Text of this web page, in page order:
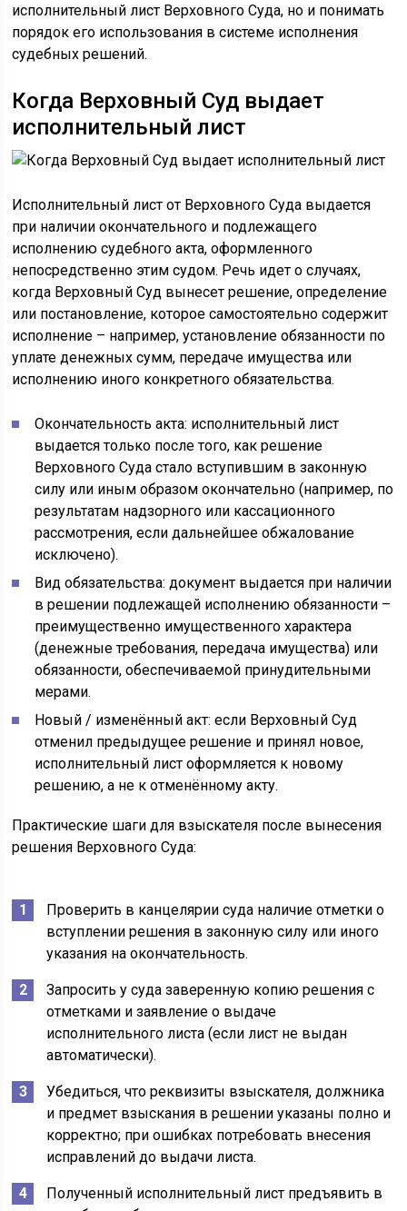
исполнительный лист Верховного Суда, но и понимать
порядок его использования в системе исполнения
судебных решений.
Когда Верховный Суд выдает
исполнительный лист
Исполнительный лист от Верховного Суда выдается
при наличии окончательного и подлежащего
исполнению судебного акта, оформленного
непосредственно этим судом. Речь идет о случаях,
когда Верховный Суд вынесет решение, определение
или постановление, которое самостоятельно содержит
исполнение – например, установление обязанности по
уплате денежных сумм, передаче имущества или
исполнению иного конкретного обязательства.
Окончательность акта: исполнительный лист
выдается только после того, как решение
Верховного Суда стало вступившим в законную
силу или иным образом окончательно (например, по
результатам надзорного или кассационного
рассмотрения, если дальнейшее обжалование
исключено).
Вид обязательства: документ выдается при наличии
в решении подлежащей исполнению обязанности –
преимущественно имущественного характера
(денежные требования, передача имущества) или
обязанности, обеспечиваемой принудительными
мерами.
Новый / изменённый акт: если Верховный Суд
отменил предыдущее решение и принял новое,
исполнительный лист оформляется к новому
решению, а не к отменённому акту.
Практические шаги для взыскателя после вынесения
решения Верховного Суда:
Проверить в канцелярии суда наличие отметки о
вступлении решения в законную силу или иного
указания на окончательность.
Запросить у суда заверенную копию решения с
отметками и заявление о выдаче
исполнительного листа (если лист не выдан
автоматически).
Убедиться, что реквизиты взыскателя, должника
и предмет взыскания в решении указаны полно и
корректно; при ошибках потребовать внесения
исправлений до выдачи листа.
Полученный исполнительный лист предъявить в